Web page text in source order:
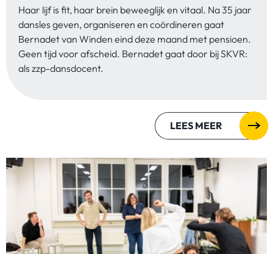
Haar lijf is fit, haar brein beweeglijk en vitaal. Na 35 jaar
dansles geven, organiseren en coördineren gaat
Bernadet van Winden eind deze maand met pensioen.
Geen tijd voor afscheid. Bernadet gaat door bij SKVR:
als zzp-dansdocent.
LEES MEER